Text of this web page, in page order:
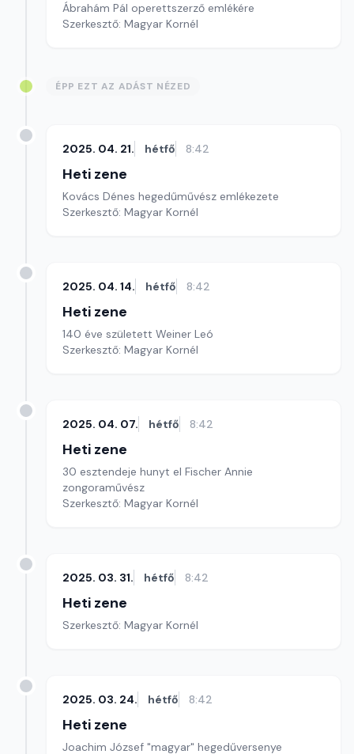
Ábrahám Pál operettszerző emlékére
Szerkesztő: Magyar Kornél
ÉPP EZT AZ ADÁST NÉZED
2025. 04. 21. hétfő 8:42
Heti zene
Kovács Dénes hegedűművész emlékezete
Szerkesztő: Magyar Kornél
2025. 04. 14. hétfő 8:42
Heti zene
140 éve született Weiner Leó
Szerkesztő: Magyar Kornél
2025. 04. 07. hétfő 8:42
Heti zene
30 esztendeje hunyt el Fischer Annie
zongoraművész
Szerkesztő: Magyar Kornél
2025. 03. 31. hétfő 8:42
Heti zene
Szerkesztő: Magyar Kornél
2025. 03. 24. hétfő 8:42
Heti zene
Joachim József "magyar" hegedűversenye